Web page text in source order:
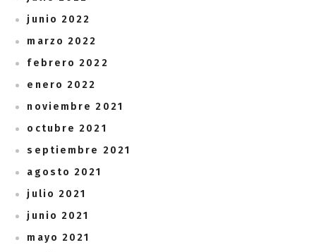
junio 2022
marzo 2022
febrero 2022
enero 2022
noviembre 2021
octubre 2021
septiembre 2021
agosto 2021
julio 2021
junio 2021
mayo 2021